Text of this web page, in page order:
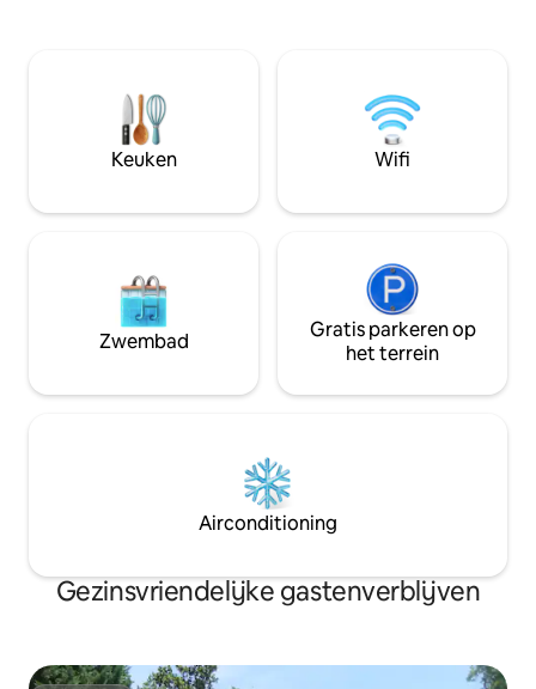
(beveiligd) Bubbelbad: het hele jaar door
(van november tot maart, 24 uur voor
aankomst aanvragen)
warme diners,
Stranden op
3/4 personen in + in de studio, vraag het
ons.
Keuken Wifi
Zwembad
Gratis parkeren op
het terrein
Airconditioning
Gezinsvriendelijke gastenverblijven